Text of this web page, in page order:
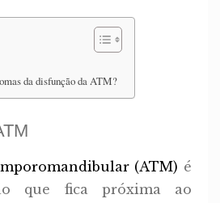
da disfunção da ATM?
(ATM) é
que fica próxima ao